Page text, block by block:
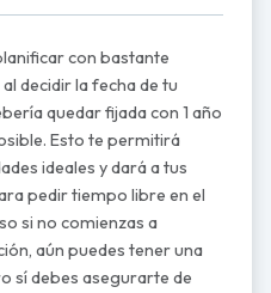
con bastante
al decidir la fecha de tu
quedar fijada con 1 año
Esto te permitirá
ideales y dará a tus
pedir tiempo libre en el
si no comienzas a
aún puedes tener una
sí debes asegurarte de